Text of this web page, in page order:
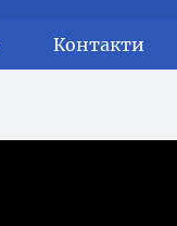
Контакти